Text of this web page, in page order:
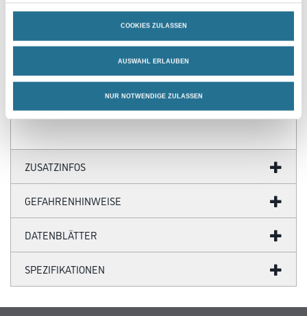
COOKIES ZULASSEN
AUSWAHL ERLAUBEN
NUR NOTWENDIGE ZULASSEN
PRODUKTEIGENSCHAFTEN
ZUSATZINFOS
GEFAHRENHINWEISE
DATENBLÄTTER
SPEZIFIKATIONEN